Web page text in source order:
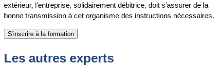
extérieur, l’entreprise, solidairement débitrice, doit s’assurer de la
bonne transmission à cet organisme des instructions nécessaires.
Les autres experts